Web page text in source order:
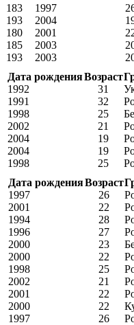
183 1997
193 2004
180 2001
185 2003
193 2003
Дата рожденияВозраст
1992 31
1991 32
1998 25
2002 21
2004 19
2004 19
1998 25
Дата рожденияВозраст
1997 26
2001 22
1994 28
1996 27
2000 23
2000 22
1998 25
2002 21
2001 22
2000 22
1997 26